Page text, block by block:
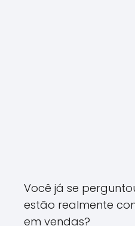
Você já se
estão realmente
em vendas?